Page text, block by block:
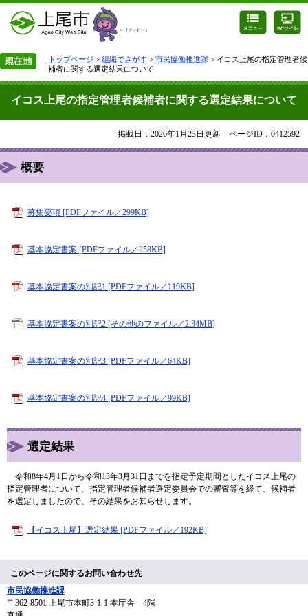
トップページ > 組織でさがす > 市民協働推進課 > イコス上尾の指定管理者候
補者に関する選定結果について
イコス上尾の指定管理者候補者に関する選定結果について
掲載日：2026年1月23日更新 ページID：0412592
概要
募集要項 [PDFファイル／299KB]
基本協定書案 [PDFファイル／258KB]
基本協定書案の別記1 [PDFファイル／119KB]
基本協定書案の別記2 [その他のファイル／2.34MB]
基本協定書案の別記3 [PDFファイル／64KB]
基本協定書案の別記4 [PDFファイル／99KB]
選定結果
令和8年4月1日から令和13年3月31日までを指定予定期間としたイコス上尾の
指定管理者について、指定管理者候補者選定委員会での審査等を経て、候補者
を選定しましたので、その結果をお知らせします。
【イコス上尾】選定結果 [PDFファイル／192KB]
このページに関するお問い合わせ先
市民協働推進課
〒362-8501 上尾市本町3-1-1 本庁舎 4階